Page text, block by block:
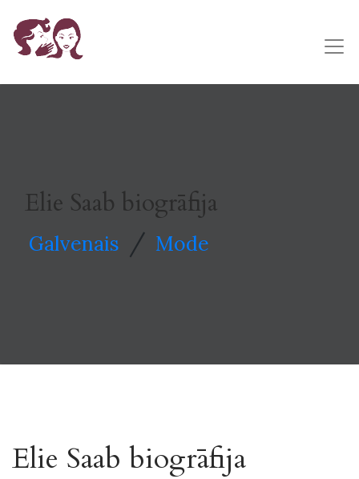
Elie Saab biogrāfija
Galvenais / Mode
Elie Saab biogrāfija